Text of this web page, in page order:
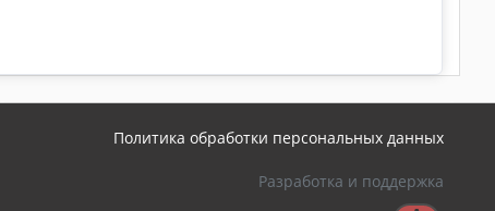
Политика обработки персональных данных
Разработка и поддержка